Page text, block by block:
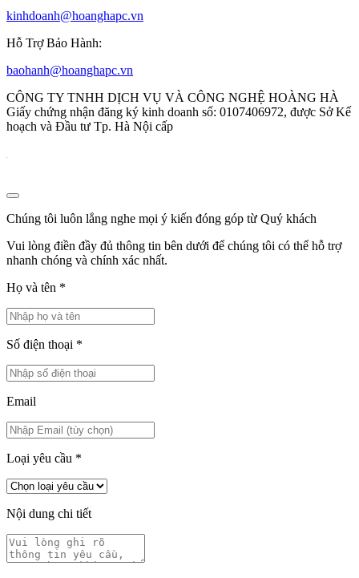
kinhdoanh@hoanghapc.vn
Hỗ Trợ Bảo Hành:
baohanh@hoanghapc.vn
CÔNG TY TNHH DỊCH VỤ VÀ CÔNG NGHỆ HOÀNG HÀ
Giấy chứng nhận đăng ký kinh doanh số: 0107406972, được Sở Kế
hoạch và Đầu tư Tp. Hà Nội cấp
Chúng tôi luôn lắng nghe mọi ý kiến đóng góp từ Quý khách
Vui lòng điền đầy đủ thông tin bên dưới để chúng tôi có thể hỗ trợ
nhanh chóng và chính xác nhất.
Họ và tên *
Số điện thoại *
Email
Loại yêu cầu *
Nội dung chi tiết